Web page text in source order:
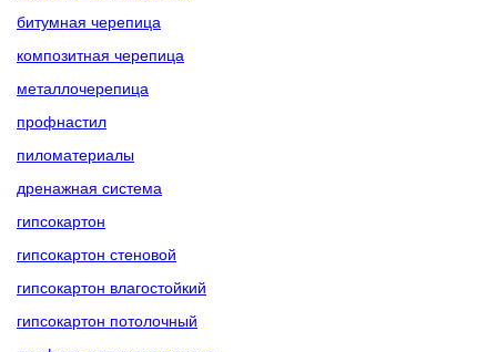
битумная черепица
композитная черепица
металлочерепица
профнастил
пиломатериалы
дренажная система
гипсокартон
гипсокартон стеновой
гипсокартон влагостойкий
гипсокартон потолочный